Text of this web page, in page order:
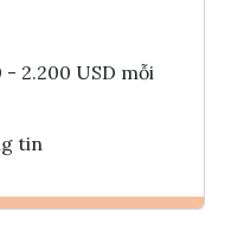
- 2.200 USD mỗi
tin